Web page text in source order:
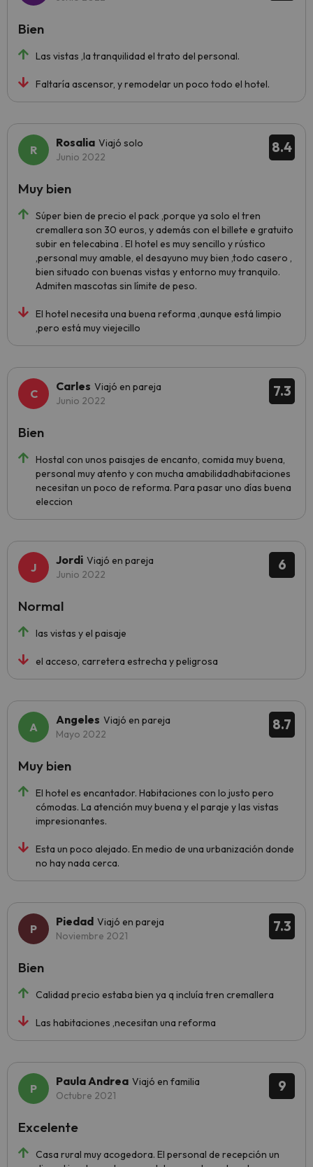
Las vistas ,la tranquilidad el trato del personal.
Faltaría ascensor, y remodelar un poco todo el hotel.
Bien
8.4
Rosalia Viajó solo
Junio 2022
Súper bien de precio el pack ,porque ya solo el tren
cremallera son 30 euros, y además con el billete e gratuito
subir en telecabina . El hotel es muy sencillo y rústico
,personal muy amable, el desayuno muy bien ,todo casero ,
bien situado con buenas vistas y entorno muy tranquilo.
Admiten mascotas sin límite de peso.
El hotel necesita una buena reforma ,aunque está limpio
,pero está muy viejecillo
Muy bien
7.3
Carles Viajó en pareja
Junio 2022
Hostal con unos paisajes de encanto, comida muy buena,
personal muy atento y con mucha amabilidadhabitaciones
necesitan un poco de reforma. Para pasar uno días buena
eleccion
Bien
6
Jordi Viajó en pareja
Junio 2022
las vistas y el paisaje
el acceso, carretera estrecha y peligrosa
Normal
8.7
Angeles Viajó en pareja
Mayo 2022
El hotel es encantador. Habitaciones con lo justo pero
cómodas. La atención muy buena y el paraje y las vistas
impresionantes.
Esta un poco alejado. En medio de una urbanización donde
no hay nada cerca.
Muy bien
7.3
Piedad Viajó en pareja
Noviembre 2021
Calidad precio estaba bien ya q incluía tren cremallera
Las habitaciones ,necesitan una reforma
Bien
9
Paula Andrea Viajó en familia
Octubre 2021
Casa rural muy acogedora. El personal de recepción un
Excelente